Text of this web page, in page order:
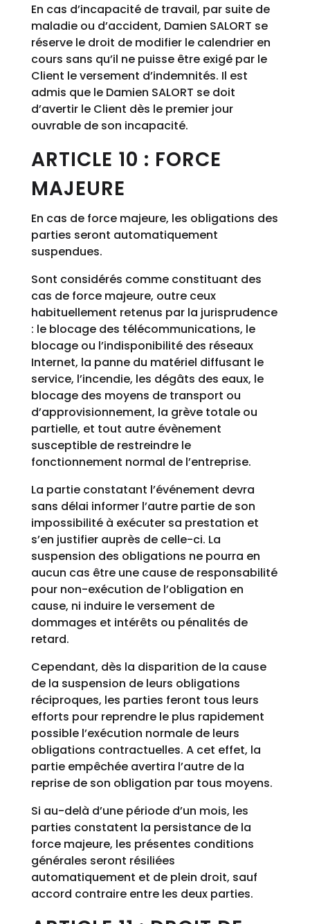
En cas d’incapacité de travail, par suite de
maladie ou d’accident, Damien SALORT se
réserve le droit de modifier le calendrier en
cours sans qu’il ne puisse être exigé par le
Client le versement d’indemnités. Il est
admis que le Damien SALORT se doit
d’avertir le Client dès le premier jour
ouvrable de son incapacité.
ARTICLE 10 : FORCE
MAJEURE
En cas de force majeure, les obligations des
parties seront automatiquement
suspendues.
Sont considérés comme constituant des
cas de force majeure, outre ceux
habituellement retenus par la jurisprudence
: le blocage des télécommunications, le
blocage ou l’indisponibilité des réseaux
Internet, la panne du matériel diffusant le
service, l’incendie, les dégâts des eaux, le
blocage des moyens de transport ou
d’approvisionnement, la grève totale ou
partielle, et tout autre évènement
susceptible de restreindre le
fonctionnement normal de l’entreprise.
La partie constatant l’événement devra
sans délai informer l’autre partie de son
impossibilité à exécuter sa prestation et
s’en justifier auprès de celle-ci. La
suspension des obligations ne pourra en
aucun cas être une cause de responsabilité
pour non-exécution de l’obligation en
cause, ni induire le versement de
dommages et intérêts ou pénalités de
retard.
Cependant, dès la disparition de la cause
de la suspension de leurs obligations
réciproques, les parties feront tous leurs
efforts pour reprendre le plus rapidement
possible l’exécution normale de leurs
obligations contractuelles. A cet effet, la
partie empêchée avertira l’autre de la
reprise de son obligation par tous moyens.
Si au-delà d’une période d’un mois, les
parties constatent la persistance de la
force majeure, les présentes conditions
générales seront résiliées
automatiquement et de plein droit, sauf
accord contraire entre les deux parties.